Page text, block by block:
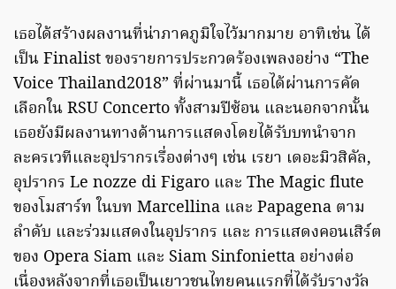
เธอได้สร้างผลงานที่น่าภาคภูมิใจไว้มากมาย อาทิเช่น ได้
เป็น Finalist ของรายการประกวดร้องเพลงอย่าง “The
Voice Thailand2018” ที่ผ่านมานี้ เธอได้ผ่านการคัด
เลือกใน RSU Concerto ทั้งสามปีซ้อน และนอกจากนั้น
เธอยังมีผลงานทางด้านการแสดงโดยได้รับบทนำจาก
ละครเวทีและอุปรากรเรื่องต่างๆ เช่น เรยา เดอะมิวสิคัล,
อุปรากร Le nozze di Figaro และ The Magic flute
ของโมสาร์ท ในบท Marcellina และ Papagena ตาม
ลำดับ และร่วมแสดงในอุปรากร และ การแสดงคอนเสิร์ต
ของ Opera Siam และ Siam Sinfonietta อย่างต่อ
เนื่องหลังจากที่เธอเป็นเยาวชนไทยคนแรกที่ได้รับรางวัล